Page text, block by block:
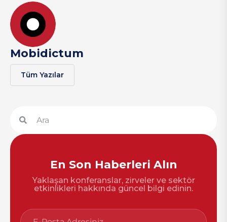
Mobidictum
Tüm Yazılar
En Son Haberleri Alın
Yaklaşan konferanslar, zirveler ve sektör
etkinlikleri hakkında güncel bilgi edinin.